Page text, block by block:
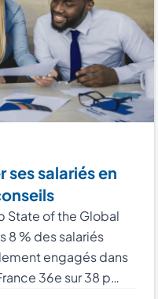
salariés en
State of the Global
8 % des salariés
engagés dans
36e sur 38 p…